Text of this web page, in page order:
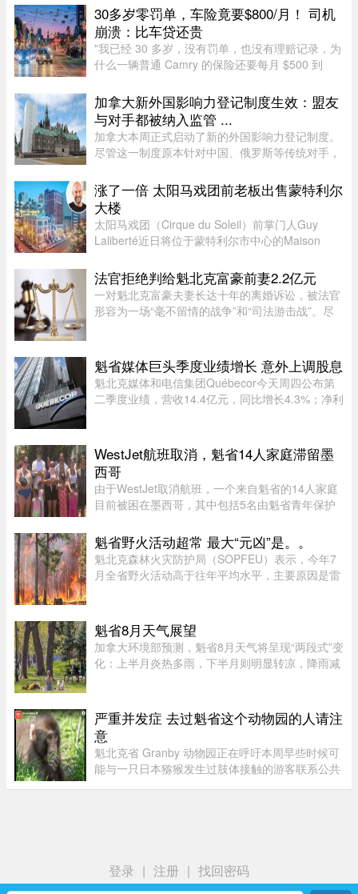
过程，损失及维修费用约7000 ...
30多岁零罚单，车险竟要$800/月！ 司机
崩溃：比车贷还贵
"我已经 30 多岁，没有罚单，也没有理赔记录，为
什么一辆普通 Camry 的保险还要每月 $500 到
己找过保险经纪、直接联系过保险公司，也使用了
多个比价网站，得到的报价 ...
加拿大新外国影响力登记制度生效：盟友
与对手都被纳入监管 ...
加拿大本周正式启动了新的外国影响力登记制度。
尽管这一制度原本针对中国、俄罗斯等传统对手，
管。该制度在立法通过两年后启动实施，旨在通过
要求相关活动公开申报、设 ...
涨了一倍 太阳马戏团前老板出售蒙特利尔
大楼
太阳马戏团（Cirque du Soleil）前掌门人Guy
Laliberté近日将位于蒙特利尔市中心的Maison
Mach，成交价达9300万元。Groupe Mach董事长
兼首席执行官Vincent Chiara昨天周四向 ...
法官拒绝判给魁北克富豪前妻2.2亿元
一对魁北克富豪夫妻长达十年的离婚诉讼，被法官
形容为一场“毫不留情的战争”和“司法游击战”。尽
魁省媒体巨头季度业绩增长 意外上调股息
魁北克媒体和电信集团Québecor今天周四公布第
二季度业绩，营收14.4亿元，同比增长4.3%；净利
4%至12.3亿元，过去一年新增2 ...
WestJet航班取消，魁省14人家庭滞留墨
西哥
由于WestJet取消航班，一个来自魁省的14人家庭
目前被困在墨西哥，其中包括5名由魁省青年保护
Josée Pelletier表示，一家人原定周一返程，却在
起飞前数小时收到航班取消 ...
魁省野火活动超常 最大“元凶”是。。
魁北克森林火灾防护局（SOPFEU）表示，今年7
月全省野火活动高于往年平均水平，主要原因是雷
均为66起火灾，受影响面积约111 ...
魁省8月天气展望
加拿大环境部预测，魁省8月天气将呈现“两段式”变
化：上半月炎热多雨，下半月则明显转凉，降雨减
平，而南部地区气温则略低 ...
严重并发症 去过魁省这个动物园的人请注
意
魁北克省 Granby 动物园正在呼吁本周早些时候可
能与一只日本猕猴发生过肢体接触的游客联系公共
登录 | 注册 | 找回密码